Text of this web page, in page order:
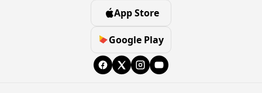
App Store
Google Play